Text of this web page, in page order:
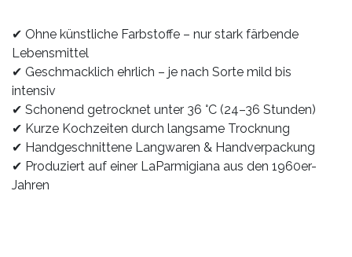
✔ Ohne künstliche Farbstoffe – nur stark färbende
Lebensmittel
✔ Geschmacklich ehrlich – je nach Sorte mild bis
intensiv
✔ Schonend getrocknet unter 36 °C (24–36 Stunden)
✔ Kurze Kochzeiten durch langsame Trocknung
✔ Handgeschnittene Langwaren & Handverpackung
✔ Produziert auf einer LaParmigiana aus den 1960er-
Jahren